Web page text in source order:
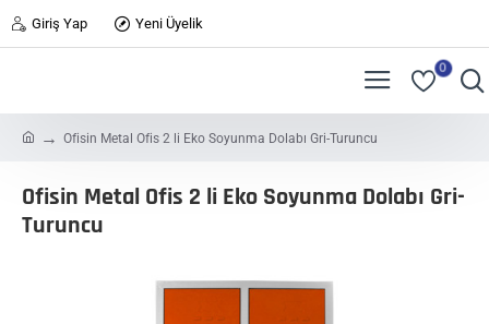
Giriş Yap Yeni Üyelik
0
e
Ofisin Metal Ofis 2 li Eko Soyunma Dolabı Gri-Turuncu
Ofisin Metal Ofis 2 li Eko Soyunma Dolabı Gri-
Turuncu